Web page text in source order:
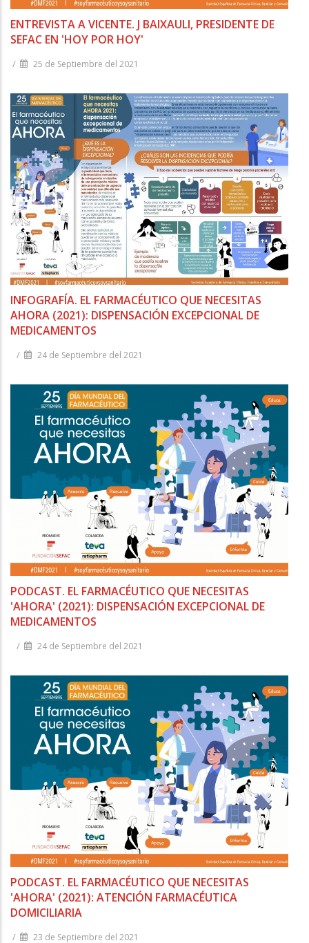
ENTREVISTA A VICENTE. J BAIXAULI, PRESIDENTE DE
SEFAC EN 'HOY POR HOY'
/ 25 de Septiembre del 2021
INFOGRAFÍA. EL FARMACÉUTICO QUE NECESITAS
AHORA (2021): DISPENSACIÓN EXCEPCIONAL DE
MEDICAMENTOS
/ 24 de Septiembre del 2021
PODCAST. EL FARMACÉUTICO QUE NECESITAS
'AHORA' (2021): DISPENSACIÓN EXCEPCIONAL DE
MEDICAMENTOS
/ 24 de Septiembre del 2021
PODCAST. EL FARMACÉUTICO QUE NECESITAS
'AHORA' (2021): ATENCIÓN FARMACÉUTICA
DOMICILIARIA
/ 23 de Septiembre del 2021